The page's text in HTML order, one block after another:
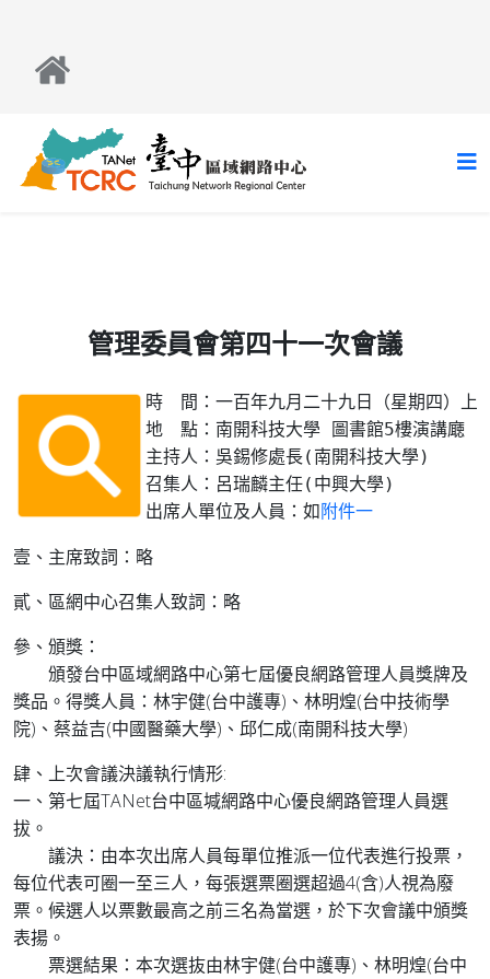
管理委員會第四十一次會議
時　間：一百年九月二十九日（星期四）上
地　點：南開科技大學 圖書館5樓演講廰
主持人：吳錫修處長(南開科技大學)
召集人：呂瑞麟主任(中興大學)
出席人單位及人員：如附件一
壹、主席致詞：略
貳、區網中心召集人致詞：略
參、頒獎：
頒發台中區域網路中心第七屆優良網路管理人員獎牌及
獎品。得獎人員：林宇健(台中護專)、林明煌(台中技術學
院)、蔡益吉(中國醫藥大學)、邱仁成(南開科技大學)
肆、上次會議決議執行情形:
一、第七屆TANet台中區堿網路中心優良網路管理人員選
拔。
議決：由本次出席人員每單位推派一位代表進行投票，
每位代表可圈一至三人，每張選票圈選超過4(含)人視為廢
票。候選人以票數最高之前三名為當選，於下次會議中頒獎
表揚。
票選結果：本次選抜由林宇健(台中護專)、林明煌(台中